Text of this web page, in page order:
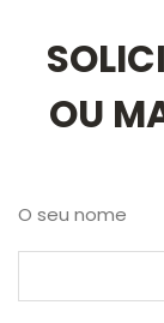
OU
O seu nome